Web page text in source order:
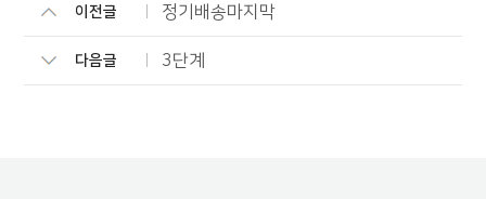
이전글 정기배송마지막
3단계
다음글